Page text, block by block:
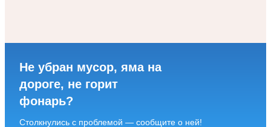
Не убран мусор, яма на
дороге, не горит
фонарь?
Столкнулись с проблемой — сообщите о ней!